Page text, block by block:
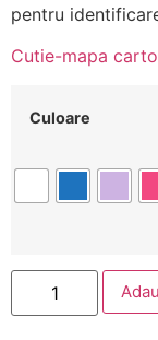
pentru
Cutie-mapa
Culoare